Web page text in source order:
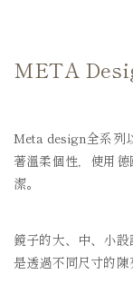
META
Meta design全系列
著溫柔個性，使用
潔。
鏡子的大、中、小
是透過不同尺寸的陳